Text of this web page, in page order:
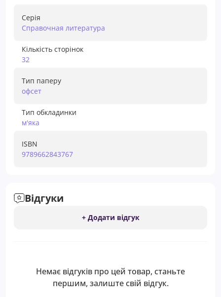
Серія
Справочная литература
Кількість сторінок
32
Тип паперу
офсет
Тип обкладинки
м'яка
ISBN
9789662843767
Відгуки
+ Додати відгук
Немає відгуків про цей товар, станьте
першим, залиште свій відгук.